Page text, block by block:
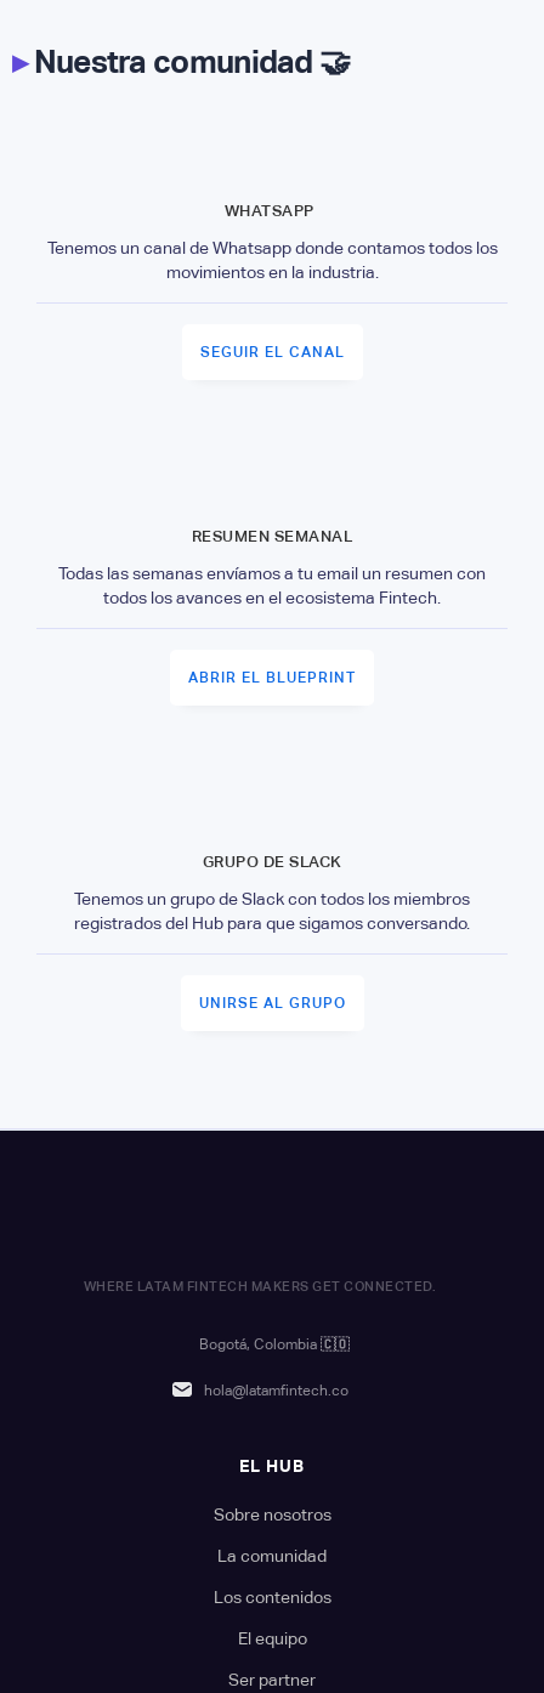
▸Nuestra comunidad 🤝
WHATSAPP
Tenemos un canal de Whatsapp donde contamos todos los
movimientos en la industria.
SEGUIR EL CANAL
RESUMEN SEMANAL
Todas las semanas envíamos a tu email un resumen con
todos los avances en el ecosistema Fintech.
ABRIR EL BLUEPRINT
GRUPO DE SLACK
Tenemos un grupo de Slack con todos los miembros
registrados del Hub para que sigamos conversando.
UNIRSE AL GRUPO
WHERE LATAM FINTECH MAKERS GET CONNECTED.
Bogotá, Colombia 🇨🇴
hola@latamfintech.co
EL HUB
Sobre nosotros
La comunidad
Los contenidos
El equipo
Ser partner